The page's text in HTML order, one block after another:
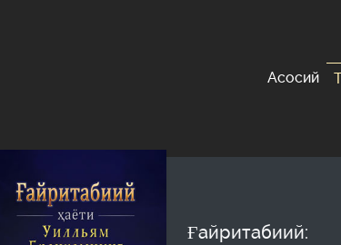
Асосий
Ғайритабиий: